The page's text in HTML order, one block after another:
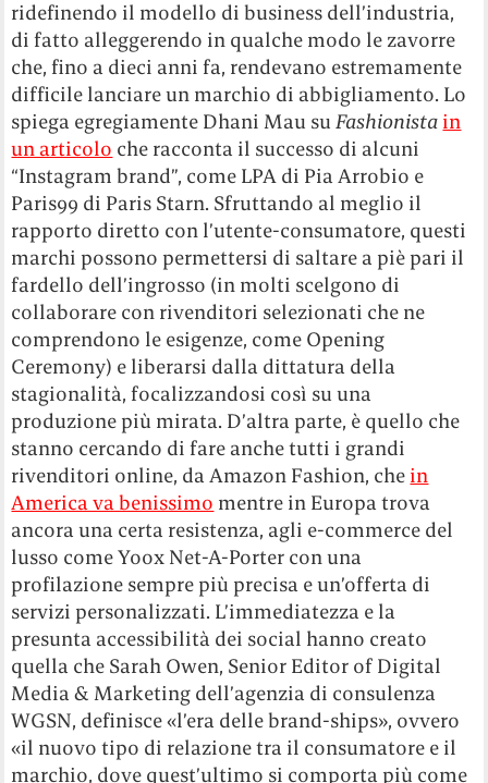
ridefinendo il modello di business dell’industria,
di fatto alleggerendo in qualche modo le zavorre
che, fino a dieci anni fa, rendevano estremamente
difficile lanciare un marchio di abbigliamento. Lo
spiega egregiamente Dhani Mau suFashionista in
un articolo che racconta il successo di alcuni
“Instagram brand”, come LPA di Pia Arrobio e
Paris99 di Paris Starn. Sfruttando al meglio il
rapporto diretto con l’utente-consumatore, questi
marchi possono permettersi di saltare a piè pari il
fardello dell’ingrosso (in molti scelgono di
collaborare con rivenditori selezionati che ne
comprendono le esigenze, come Opening
Ceremony) e liberarsi dalla dittatura della
stagionalità, focalizzandosi così su una
produzione più mirata. D’altra parte, è quello che
stanno cercando di fare anche tutti i grandi
rivenditori online, da Amazon Fashion, che in
America va benissimo mentre in Europa trova
ancora una certa resistenza, agli e-commerce del
lusso come Yoox Net-A-Porter con una
profilazione sempre più precisa e un’offerta di
servizi personalizzati. L’immediatezza e la
presunta accessibilità dei social hanno creato
quella che Sarah Owen, Senior Editor of Digital
Media & Marketing dell’agenzia di consulenza
WGSN, definisce «l’era delle brand-ships», ovvero
«il nuovo tipo di relazione tra il consumatore e il
marchio, dove quest’ultimo si comporta più come